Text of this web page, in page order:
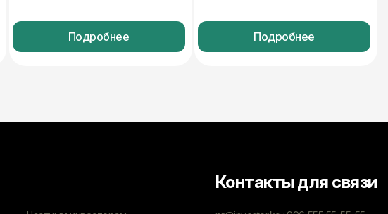
Подробнее Подробнее
Контакты для связи